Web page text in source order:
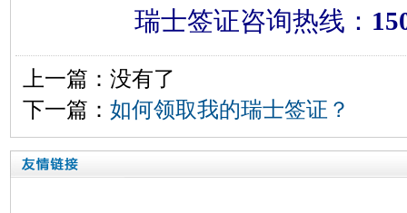
瑞士签证咨询热线：
上一篇：没有了
下一篇： 如何领取我的瑞士签证？